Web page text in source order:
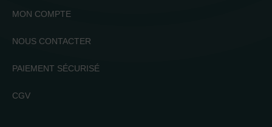
MON COMPTE
NOUS CONTACTER
PAIEMENT SÉCURISÉ
CGV